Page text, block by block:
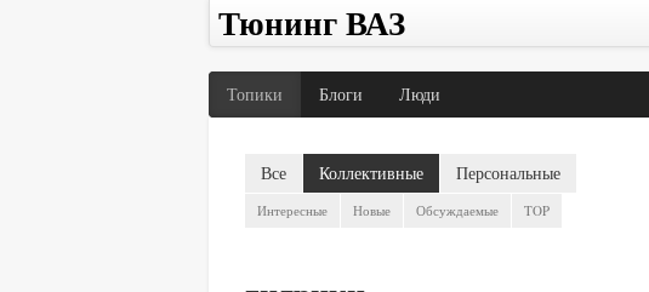
Тюнинг ВАЗ
Топики Блоги Люди
Все Коллективные Персональные
Интересные Новые Обсуждаемые TOP